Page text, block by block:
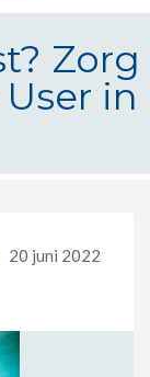
Zorg
in
20 juni 2022